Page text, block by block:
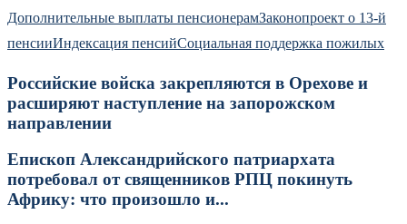
Дополнительные выплаты пенсионерамЗаконопроект о 13-й
пенсииИндексация пенсийСоциальная поддержка пожилых
Российские войска закрепляются в Орехове и
расширяют наступление на запорожском
направлении
Епископ Александрийского патриархата
потребовал от священников РПЦ покинуть
Африку: что произошло и...